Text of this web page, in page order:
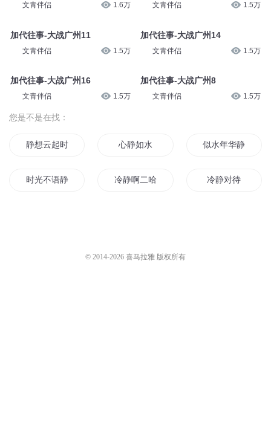
文青伴侣 1.6万
加代往事-大战广州11
文青伴侣 1.5万
加代往事-大战广州16
文青伴侣 1.5万
文青伴侣 1.5万
加代往事-大战广州14
文青伴侣 1.5万
加代往事-大战广州8
文青伴侣 1.5万
您是不是在找：
静想云起时 心静如水 似水年华静静过
时光不语静待花开 冷静啊二哈 冷静对待
© 2014-2026 喜马拉雅 版权所有